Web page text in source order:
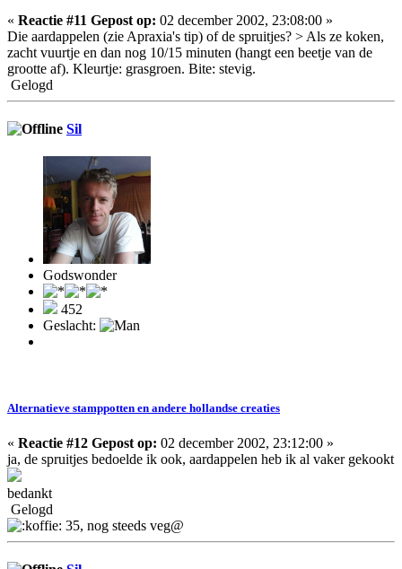
« Reactie #11 Gepost op: 02 december 2002, 23:08:00 »
Die aardappelen (zie Apraxia's tip) of de spruitjes? > Als ze koken,
zacht vuurtje en dan nog 10/15 minuten (hangt een beetje van de
grootte af). Kleurtje: grasgroen. Bite: stevig.
Gelogd
Sil
Godswonder
452
Geslacht:
Alternatieve stamppotten en andere hollandse creaties
« Reactie #12 Gepost op: 02 december 2002, 23:12:00 »
ja, de spruitjes bedoelde ik ook, aardappelen heb ik al vaker gekookt
bedankt
Gelogd
35, nog steeds veg@